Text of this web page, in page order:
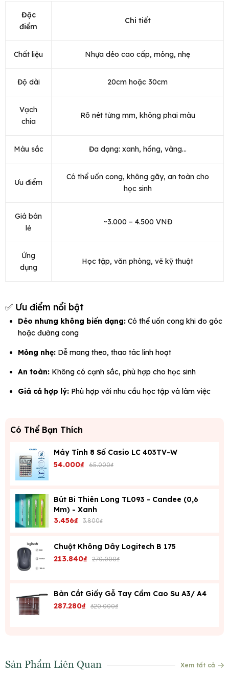
Đặc
điểm
Chi tiết
Chất liệu Nhựa dẻo cao cấp, mỏng, nhẹ
Độ dài 20cm hoặc 30cm
Vạch
chia
Rõ nét từng mm, không phai màu
Màu sắc Đa dạng: xanh, hồng, vàng...
Ưu điểm
Có thể uốn cong, không gãy, an toàn cho
học sinh
Giá bán
lẻ
~3.000 – 4.500 VNĐ
Ứng
dụng
Học tập, văn phòng, vẽ kỹ thuật
✅ Ưu điểm nổi bật
Dẻo nhưng không biến dạng: Có thể uốn cong khi đo góc
hoặc đường cong
Mỏng nhẹ: Dễ mang theo, thao tác linh hoạt
An toàn: Không có cạnh sắc, phù hợp cho học sinh
Giá cả hợp lý: Phù hợp với nhu cầu học tập và làm việc
Có Thể Bạn Thích
Máy Tính 8 Số Casio LC 403TV-W
54.000₫ 65.000₫
Bút Bi Thiên Long TL093 - Candee (0,6
Mm) - Xanh
3.456₫ 3.800₫
Chuột Không Dây Logitech B 175
213.840₫ 270.000₫
Bàn Cắt Giấy Gỗ Tay Cầm Cao Su A3/ A4
287.280₫ 320.000₫
Sản Phẩm Liên Quan Xem tất cả